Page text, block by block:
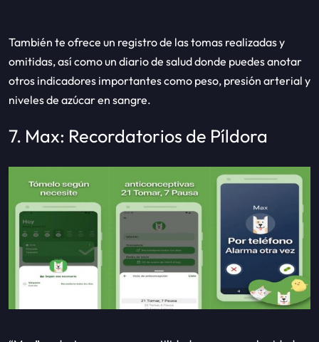
También te ofrece un registro de las tomas realizadas y
omitidas, así como un diario de salud donde puedes anotar
otros indicadores importantes como peso, presión arterial y
niveles de azúcar en sangre.
7. Max: Recordatorios de Píldora